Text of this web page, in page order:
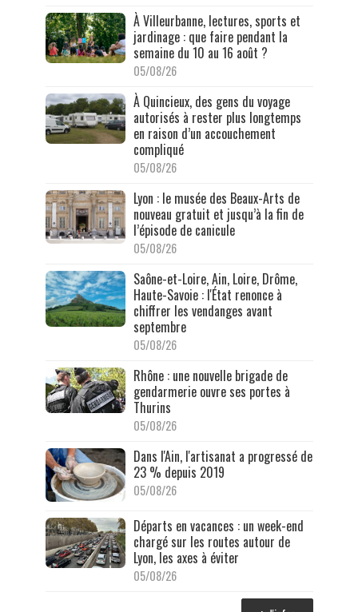
À Villeurbanne, lectures, sports et
jardinage : que faire pendant la
semaine du 10 au 16 août ?
05/08/26
À Quincieux, des gens du voyage
autorisés à rester plus longtemps
en raison d’un accouchement
compliqué
05/08/26
Lyon : le musée des Beaux-Arts de
nouveau gratuit et jusqu’à la fin de
l’épisode de canicule
05/08/26
Saône-et-Loire, Ain, Loire, Drôme,
Haute-Savoie : l'État renonce à
chiffrer les vendanges avant
septembre
05/08/26
Rhône : une nouvelle brigade de
gendarmerie ouvre ses portes à
Thurins
05/08/26
Dans l'Ain, l'artisanat a progressé de
23 % depuis 2019
05/08/26
Départs en vacances : un week-end
chargé sur les routes autour de
Lyon, les axes à éviter
05/08/26